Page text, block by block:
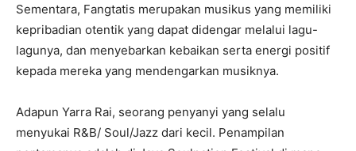
Sementara, Fangtatis merupakan musikus yang memiliki
kepribadian otentik yang dapat didengar melalui lagu-
lagunya, dan menyebarkan kebaikan serta energi positif
kepada mereka yang mendengarkan musiknya.
Adapun Yarra Rai, seorang penyanyi yang selalu
menyukai R&B/ Soul/Jazz dari kecil. Penampilan